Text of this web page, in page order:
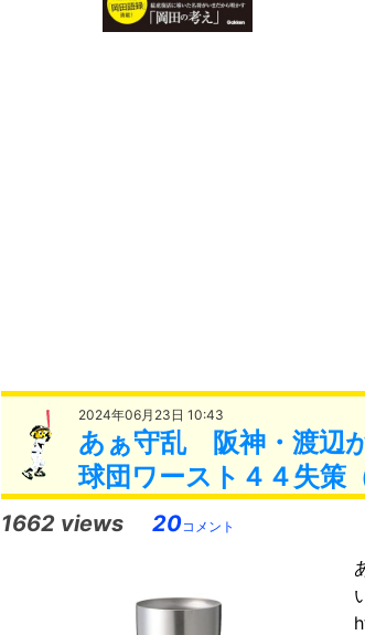
2024年06月23日 10:43
あぁ守乱 阪神・渡辺
球団ワースト４４失策
1662 views 20コメント